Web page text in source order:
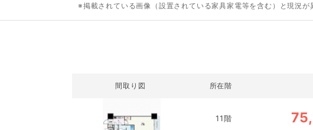
※掲載されている画像（設置されている家具家電等を含む）と現況が
間取り図 所在階
11階